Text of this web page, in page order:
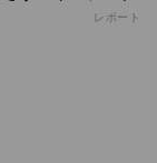
レポート